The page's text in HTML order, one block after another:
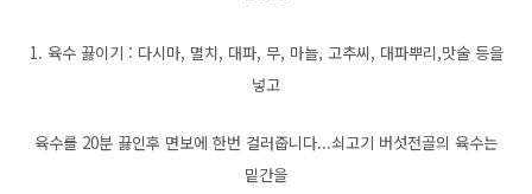
1. 육수 끓이기 : 다시마, 멸치, 대파, 무, 마늘, 고추씨, 대파뿌리,맛술 등을
넣고
육수를 20분 끓인후 면보에 한번 걸러줍니다...쇠고기 버섯전골의 육수는
밑간을